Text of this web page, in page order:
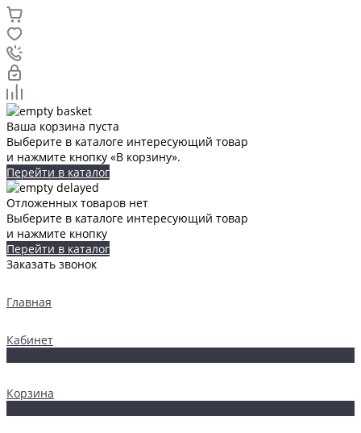
Ваша корзина пуста
Выберите в каталоге интересующий товар
и нажмите кнопку «В корзину».
Перейти в каталог
Отложенных товаров нет
Выберите в каталоге интересующий товар
и нажмите кнопку
Перейти в каталог
Заказать звонок
Главная
Кабинет
Корзина